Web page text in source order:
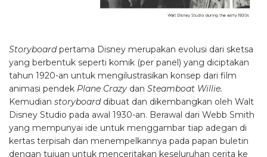
Storyboardpertama Disney merupakan evolusi dari sketsa
yang berbentuk seperti komik (per panel) yang diciptakan
tahun 1920-an untuk mengilustrasikan konsep dari film
animasi pendek Plane Crazy dan Steamboat Willie.
Kemudian storyboard dibuat dan dikembangkan oleh Walt
Disney Studio pada awal 1930-an. Berawal dari Webb Smith
yang mempunyai ide untuk menggambar tiap adegan di
kertas terpisah dan menempelkannya pada papan buletin
dengan tujuan untuk menceritakan keseluruhan cerita ke